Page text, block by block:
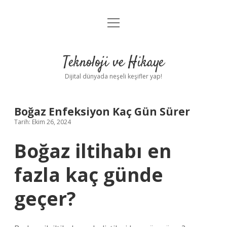
Anasayfa
Yasal Uyarı
menüyü
Teknoloji ve Hikaye
Dijital dünyada neşeli keşifler yap!
Boğaz Enfeksiyon Kaç Gün Sürer
Tarih: Ekim 26, 2024
Boğaz iltihabı en
fazla kaç günde
geçer?